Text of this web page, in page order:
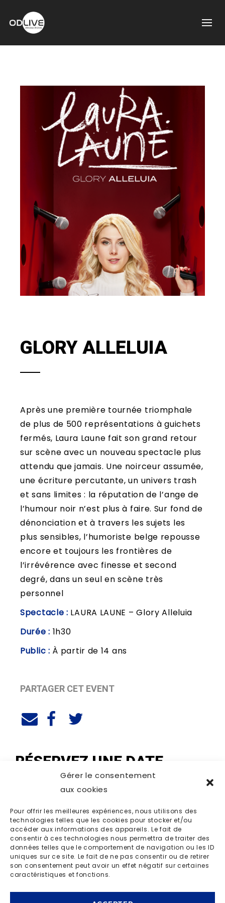
Gérer le consentement
aux cookies
Pour offrir les meilleures expériences, nous utilisons des
technologies telles que les cookies pour stocker et/ou
accéder aux informations des appareils. Le fait de
consentir à ces technologies nous permettra de traiter des
données telles que le comportement de navigation ou les ID
uniques sur ce site. Le fait de ne pas consentir ou de retirer
son consentement peut avoir un effet négatif sur certaines
caractéristiques et fonctions.
GLORY ALLELUIA
Après une première tournée triomphale
de plus de 500 représentations à guichets
fermés, Laura Laune fait son grand retour
sur scène avec un nouveau spectacle plus
attendu que jamais. Une noirceur assumée,
une écriture percutante, un univers trash
et sans limites : la réputation de l’ange de
l’humour noir n’est plus à faire. Sur fond de
dénonciation et à travers les sujets les
plus sensibles, l’humoriste belge repousse
encore et toujours les frontières de
l’irrévérence avec finesse et second
degré, dans un seul en scène très
personnel
Spectacle : LAURA LAUNE – Glory Alleluia
Durée : 1h30
Public : À partir de 14 ans
PARTAGER CET EVENT
RÉSERVEZ UNE DATE